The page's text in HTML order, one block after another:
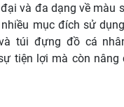
và đa dạng về màu
mục đích sử
túi đựng đồ cá
tiện lợi mà còn nâng